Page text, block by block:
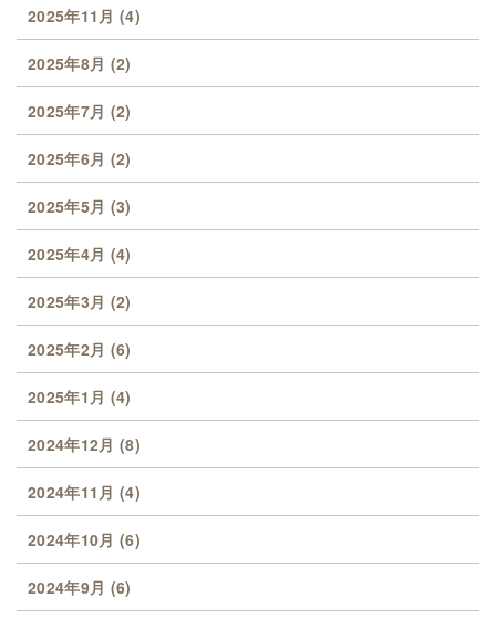
2025年11月 (4)
2025年8月 (2)
2025年7月 (2)
2025年6月 (2)
2025年5月 (3)
2025年4月 (4)
2025年3月 (2)
2025年2月 (6)
2025年1月 (4)
2024年12月 (8)
2024年11月 (4)
2024年10月 (6)
2024年9月 (6)